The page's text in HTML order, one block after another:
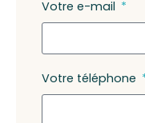
Votre e-mail
Votre téléphone